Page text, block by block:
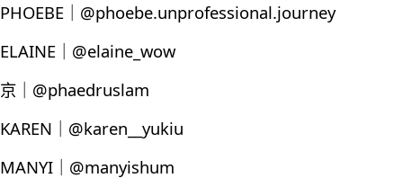
PHOEBE｜@phoebe.unprofessional.journey
ELAINE｜@elaine_wow
京｜@phaedruslam
KAREN｜@karen__yukiu
MANYI｜@manyishum